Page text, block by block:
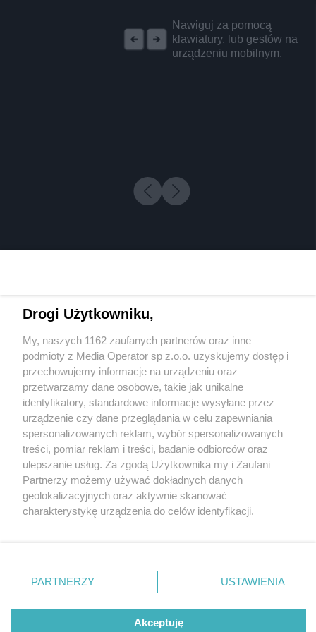
Nawiguj za pomocą
klawiatury, lub gestów na
urządzeniu mobilnym.
4 / 0
Wydawca mediów lokalnych
Nie zapomnij
zapoznać się z:
polityką prywatności regulamin korzystania z portali
Twojemiasto
Piekary Śląskie
Chorzów
Tarnowskie Góry
Gliwice
Skontakuj sięz nami
Kontakt
Wydawca
Redakcja
Drogi Użytkowniku,
My, naszych 1162 zaufanych partnerów oraz inne
podmioty z Media Operator sp z.o.o. uzyskujemy dostęp i
przechowujemy informacje na urządzeniu oraz
przetwarzamy dane osobowe, takie jak unikalne
identyfikatory, standardowe informacje wysyłane przez
urządzenie czy dane przeglądania w celu zapewniania
spersonalizowanych reklam, wybór spersonalizowanych
treści, pomiar reklam i treści, badanie odbiorców oraz
ulepszanie usług. Za zgodą Użytkownika my i Zaufani
Partnerzy możemy używać dokładnych danych
geolokalizacyjnych oraz aktywnie skanować
charakterystykę urządzenia do celów identyfikacji.
zmienić/wycofać klikając przycisk ustawień prywatności
znajdujący się w lewym dolnym rogu strony
rodzaje przetwarzania danych nie wymagają zgody
użytkownika, ale masz prawo sprzeciwić się takiemu
PARTNERZY USTAWIENIA
Akceptuję